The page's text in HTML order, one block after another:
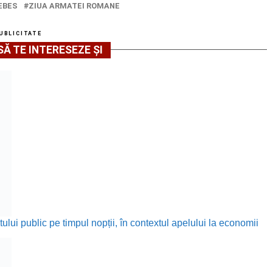
ZIUA ARMATEI ROMANE
TE INTERESEZE ȘI
public pe timpul nopții, în contextul apelului la economii